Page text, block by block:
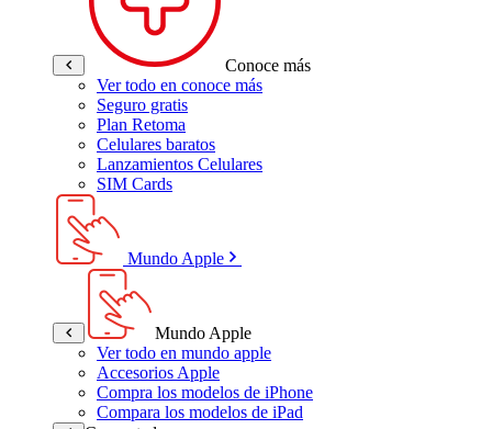
Conoce más
Ver todo en conoce más
Seguro gratis
Plan Retoma
Celulares baratos
Lanzamientos Celulares
SIM Cards
Mundo Apple
Mundo Apple
Ver todo en mundo apple
Accesorios Apple
Compra los modelos de iPhone
Compara los modelos de iPad